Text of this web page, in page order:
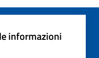
informazioni